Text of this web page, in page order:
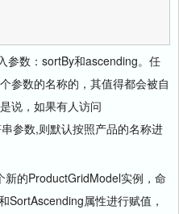
数：sortBy和ascending。任
参数的名称的，其值得都会被自
说，如果有人访问
参数,则默认按照产品的名称进
的ProductGridModel实例，命
SortAscending属性进行赋值，